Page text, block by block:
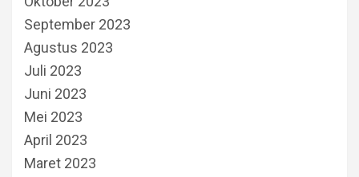
September 2023
Agustus 2023
Juli 2023
Juni 2023
Mei 2023
April 2023
Maret 2023